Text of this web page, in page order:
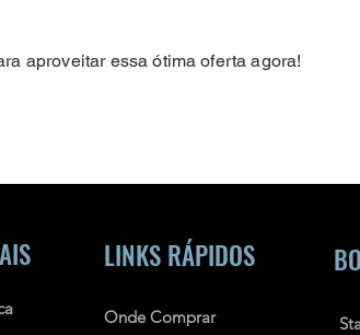
aproveitar essa ótima oferta agora!
LINKS RÁPIDOS
Onde Comprar